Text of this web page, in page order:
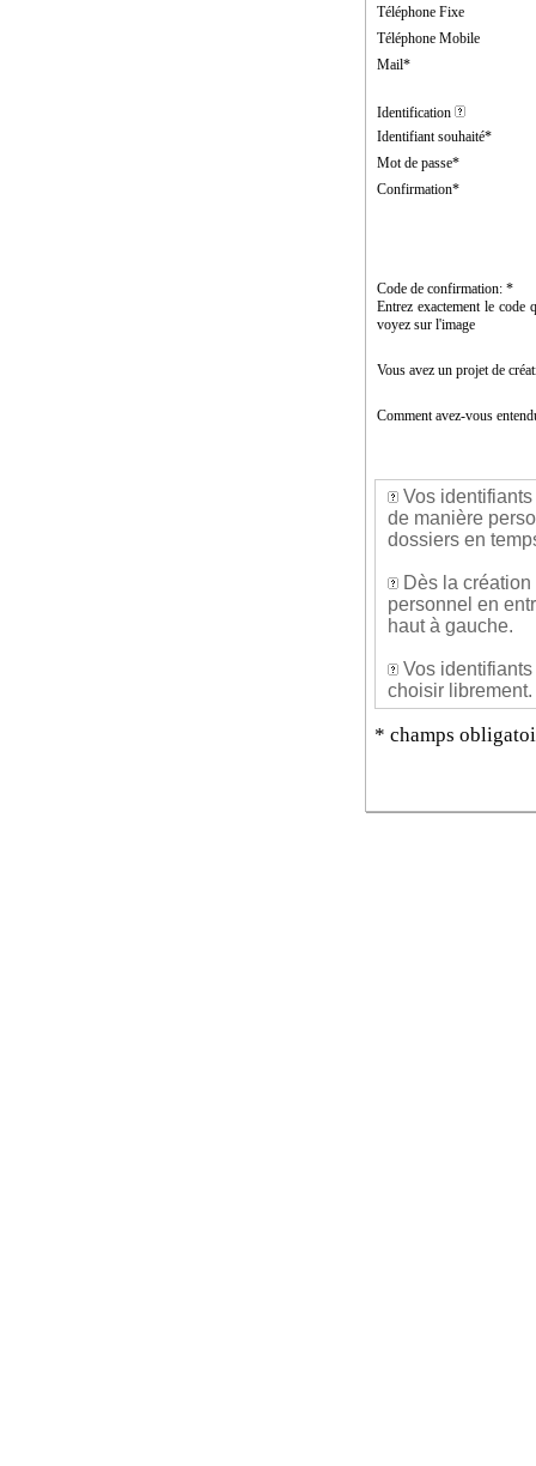
Téléphone Fixe
Téléphone Mobile
Mail*
Identification
Identifiant souhaité*
Mot de passe*
Confirmation*
Code de confirmation: *
Entrez exactement le code
voyez sur l'image
Vous avez un projet de
Comment avez-vous
Vos
de manière
dossiers en
Dès la
personnel en
haut à gauche.
Vos
choisir librement.
* champs